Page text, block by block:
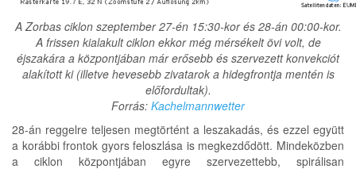
A Zorbas ciklon szeptember 27-én 15:30-kor és 28-án 00:00-kor.
A frissen kialakult ciklon ekkor még mérsékelt övi volt, de
éjszakára a központjában már erősebb és szervezett konvekciót
alakított ki (illetve hevesebb zivatarok a hidegfrontja mentén is
előfordultak).
Forrás: Kachelmannwetter
28-án reggelre teljesen megtörtént a leszakadás, és ezzel együtt
a korábbi frontok gyors feloszlása is megkezdődött. Mindeközben
a ciklon központjában egyre szervezettebb, spirálisan